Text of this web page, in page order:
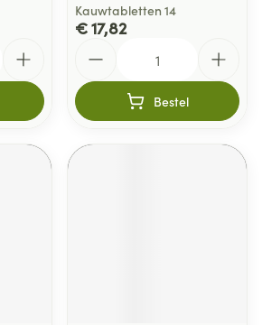
Kauwtabletten 14
€ 17,82
Bestel